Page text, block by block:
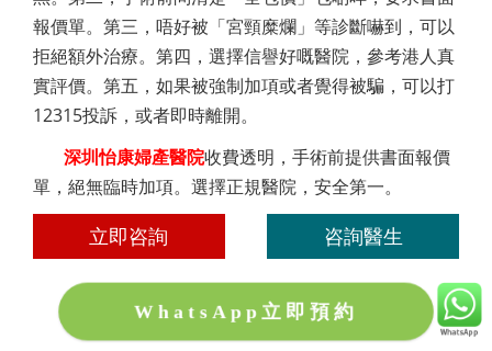
報價單。第三，唔好被「宮頸糜爛」等診斷嚇到，可以
拒絕額外治療。第四，選擇信譽好嘅醫院，參考港人真
實評價。第五，如果被強制加項或者覺得被騙，可以打
12315投訴，或者即時離開。
深圳怡康婦產醫院收費透明，手術前提供書面報價
單，絕無臨時加項。選擇正規醫院，安全第一。
立即咨詢 咨詢醫生
WhatsApp立即預約